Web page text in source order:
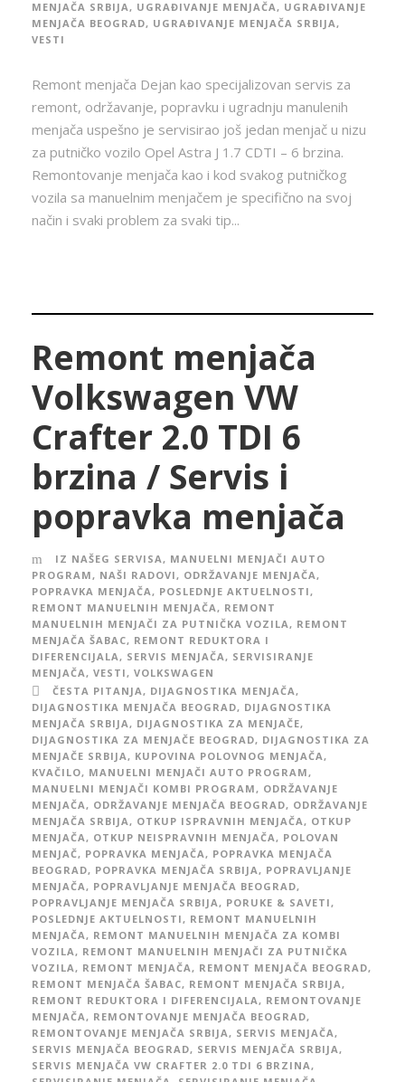
MENJAČA SRBIJA , UGRAĐIVANJE MENJAČA , UGRAĐIVANJE
MENJAČA BEOGRAD, UGRAĐIVANJE MENJAČA SRBIJA ,
VESTI
Remont menjača Dejan kao specijalizovan servis za
remont, održavanje, popravku i ugradnju manulenih
menjača uspešno je servisirao još jedan menjač u nizu
za putničko vozilo Opel Astra J 1.7 CDTI – 6 brzina.
Remontovanje menjača kao i kod svakog putničkog
vozila sa manuelnim menjačem je specifično na svoj
način i svaki problem za svaki tip...
Remont menjača
Volkswagen VW
Crafter 2.0 TDI 6
brzina / Servis i
popravka menjača
IZ NAŠEG SERVISA , MANUELNI MENJAČI AUTO
PROGRAM , NAŠI RADOVI , ODRŽAVANJE MENJAČA ,
POPRAVKA MENJAČA , POSLEDNJE AKTUELNOSTI ,
REMONT MANUELNIH MENJAČA , REMONT
MANUELNIH MENJAČI ZA PUTNIČKA VOZILA , REMONT
MENJAČA ŠABAC, REMONT REDUKTORA I
DIFERENCIJALA , SERVIS MENJAČA , SERVISIRANJE
MENJAČA , VESTI , VOLKSWAGEN
ČESTA PITANJA , DIJAGNOSTIKA MENJAČA ,
DIJAGNOSTIKA MENJAČA BEOGRAD, DIJAGNOSTIKA
MENJAČA SRBIJA , DIJAGNOSTIKA ZA MENJAČE,
DIJAGNOSTIKA ZA MENJAČE BEOGRAD, DIJAGNOSTIKA ZA
MENJAČE SRBIJA , KUPOVINA POLOVNOG MENJAČA ,
KVAČILO, MANUELNI MENJAČI AUTO PROGRAM ,
MANUELNI MENJAČI KOMBI PROGRAM , ODRŽAVANJE
MENJAČA , ODRŽAVANJE MENJAČA BEOGRAD, ODRŽAVANJE
MENJAČA SRBIJA , OTKUP ISPRAVNIH MENJAČA , OTKUP
MENJAČA , OTKUP NEISPRAVNIH MENJAČA , POLOVAN
MENJAČ, POPRAVKA MENJAČA , POPRAVKA MENJAČA
BEOGRAD, POPRAVKA MENJAČA SRBIJA , POPRAVLJANJE
MENJAČA , POPRAVLJANJE MENJAČA BEOGRAD,
POPRAVLJANJE MENJAČA SRBIJA , PORUKE & SAVETI ,
POSLEDNJE AKTUELNOSTI , REMONT MANUELNIH
MENJAČA , REMONT MANUELNIH MENJAČA ZA KOMBI
VOZILA , REMONT MANUELNIH MENJAČI ZA PUTNIČKA
VOZILA , REMONT MENJAČA , REMONT MENJAČA BEOGRAD,
REMONT MENJAČA ŠABAC, REMONT MENJAČA SRBIJA ,
REMONT REDUKTORA I DIFERENCIJALA , REMONTOVANJE
MENJAČA , REMONTOVANJE MENJAČA BEOGRAD,
REMONTOVANJE MENJAČA SRBIJA , SERVIS MENJAČA ,
SERVIS MENJAČA BEOGRAD, SERVIS MENJAČA SRBIJA ,
SERVIS MENJAČA VW CRAFTER 2.0 TDI 6 BRZINA ,